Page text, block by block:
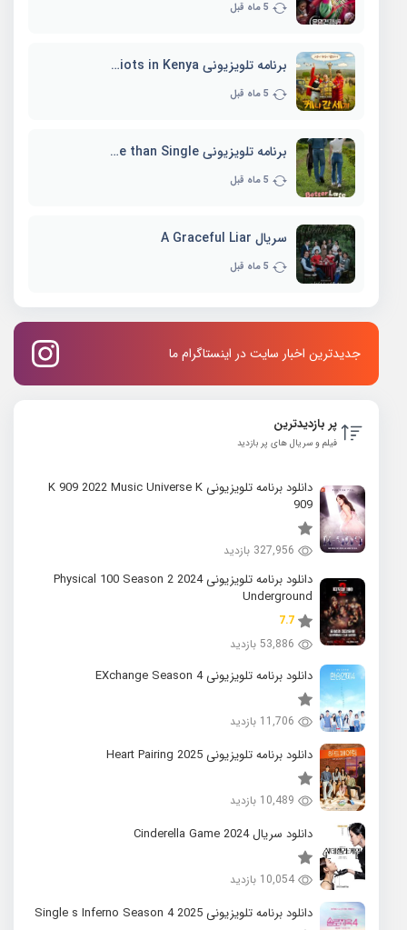
5 ماه قبل
برنامه تلویزیونی Three Idiots in Kenya
5 ماه قبل
برنامه تلویزیونی Better Late than Single
5 ماه قبل
سریال A Graceful Liar
5 ماه قبل
جدیدترین اخبار سایت در اینستاگرام ما
پر بازدیدترین
فیلم و سریال های پر بازدید
دانلود برنامه تلویزیونی K 909 2022 Music Universe K
909
327,956 بازدید
دانلود برنامه تلویزیونی 2024 Physical 100 Season 2
Underground
7.7
53,886 بازدید
دانلود برنامه تلویزیونی EXchange Season 4
11,706 بازدید
دانلود برنامه تلویزیونی 2025 Heart Pairing
10,489 بازدید
دانلود سریال 2024 Cinderella Game
10,054 بازدید
دانلود برنامه تلویزیونی 2025 Single s Inferno Season 4